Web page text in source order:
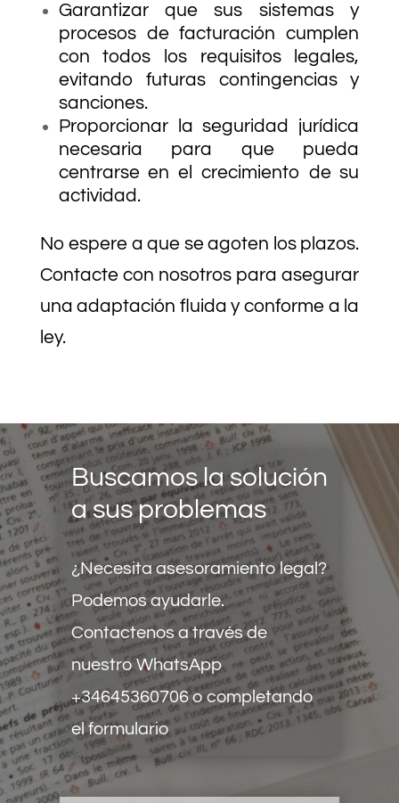
Garantizar que sus sistemas y
procesos de facturación cumplen
con todos los requisitos legales,
evitando futuras contingencias y
sanciones.
Proporcionar la seguridad jurídica
necesaria para que pueda
centrarse en el crecimiento de su
actividad.
No espere a que se agoten los plazos.
Contacte con nosotros para asegurar
una adaptación fluida y conforme a la
ley.
Buscamos la solución
a sus problemas
¿Necesita asesoramiento legal?
Podemos ayudarle.
Contactenos a través de
nuestroWhatsApp
+34645360706o completando
el formulario